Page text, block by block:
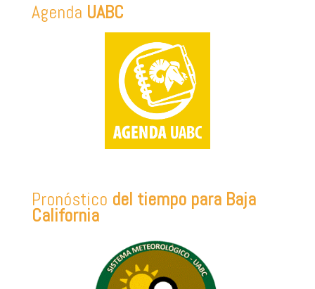
Agenda UABC
Pronóstico del tiempo para Baja
California